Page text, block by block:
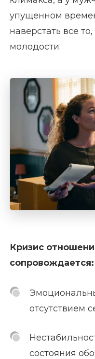
упущенном
наверстать все
молодости.
Кризис
сопровождается:
отсутствием
состояния